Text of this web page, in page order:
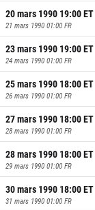
20 mars 1990 19:00ET
21 mars 1990 01:00 FR
23 mars 1990 19:00ET
24 mars 1990 01:00 FR
25 mars 1990 18:00ET
26 mars 1990 01:00 FR
27 mars 1990 18:00ET
28 mars 1990 01:00 FR
28 mars 1990 18:00ET
29 mars 1990 01:00 FR
30 mars 1990 18:00ET
31 mars 1990 01:00 FR